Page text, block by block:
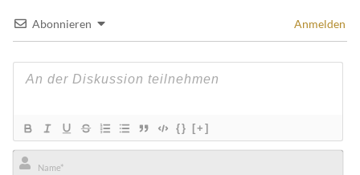
Abonnieren Anmelden
{} [+]